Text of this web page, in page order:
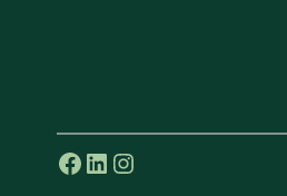
Facebook
LinkedIn
Instagram